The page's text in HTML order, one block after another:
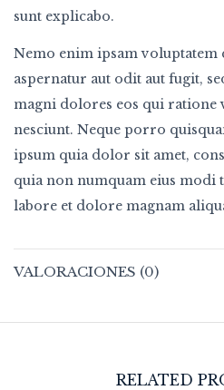
sunt explicabo.
Nemo enim ipsam voluptatem
aspernatur aut odit aut fugit,
magni dolores eos qui ratione
nesciunt. Neque porro
ipsum quia dolor sit amet,
quia non numquam eius modi
labore et dolore magnam
VALORACIONES (0)
RELATED